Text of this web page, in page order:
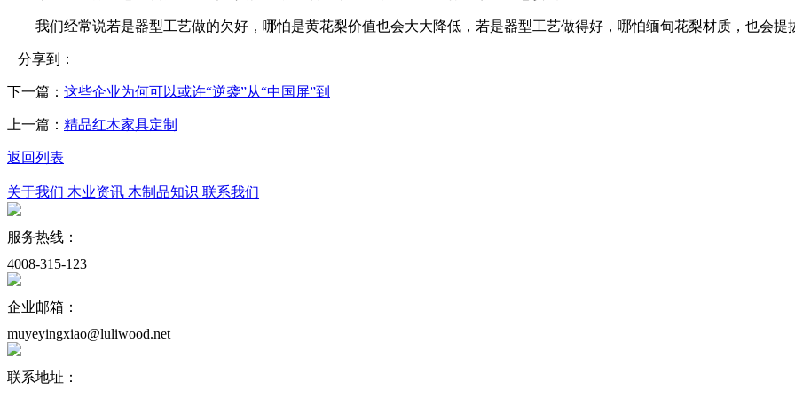
我们经常说若是器型工艺做的欠好，哪怕是黄花梨价值也会大大降低，若是器型工艺做得好，哪怕缅甸花梨材质，也会提
分享到：
下一篇： 这些企业为何可以或许“逆袭”从“中国屏”到
上一篇： 精品红木家具定制
返回列表
关于我们 木业资讯 木制品知识 联系我们
服务热线：
4008-315-123
企业邮箱：
muyeyingxiao@luliwood.net
联系地址：